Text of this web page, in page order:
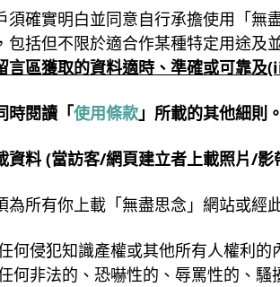
須確實明白並同意自行承擔使用「無
包括但不限於適合作某種特定用途及
言區獲取的資料適時、準確或可靠及
時閱讀「使用條款 」所載的其他細則
資料 (當訪客∕網頁建立者上載照片∕
為所有你上載「無盡思念」網站或經
何侵犯知識產權或其他所有人權利的
何非法的、恐嚇性的、辱罵性的、